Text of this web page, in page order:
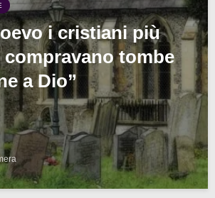
i cristiani più
tombe
a Dio”